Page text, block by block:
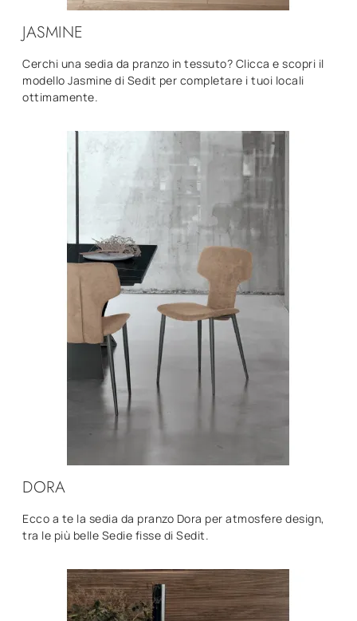
JASMINE
Cerchi una sedia da pranzo in tessuto? Clicca e scopri il
modello Jasmine di Sedit per completare i tuoi locali
ottimamente.
DORA
Ecco a te la sedia da pranzo Dora per atmosfere design,
tra le più belle Sedie fisse di Sedit.